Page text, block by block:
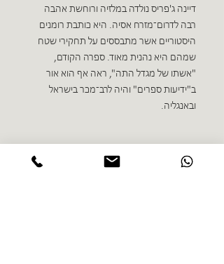
דיינה ג'פריס נולדה במלזיה ורוחשת אהבה
רבה לדרום־מזרח אסיה. היא כותבת רומנים
היסטוריים אשר מתבססים על תחקירי שטח
שמהם היא נהנית מאוד. ספרה הקודם,
"אשתו של מגדל התה", ראה אף הוא אור
ב"ידיעות ספרים" והיה לרב־מכר בישראל
ובאנגליה.
ספרים נוספים בז'אנר